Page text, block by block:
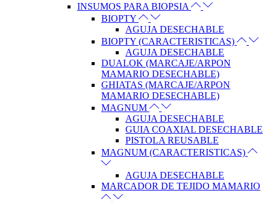
INSUMOS PARA BIOPSIA
BIOPTY
AGUJA DESECHABLE
BIOPTY (CARACTERISTICAS)
AGUJA DESECHABLE
DUALOK (MARCAJE/ARPON
MAMARIO DESECHABLE)
GHIATAS (MARCAJE/ARPON
MAMARIO DESECHABLE)
MAGNUM
AGUJA DESECHABLE
GUIA COAXIAL DESECHABLE
PISTOLA REUSABLE
MAGNUM (CARACTERISTICAS)
AGUJA DESECHABLE
MARCADOR DE TEJIDO MAMARIO